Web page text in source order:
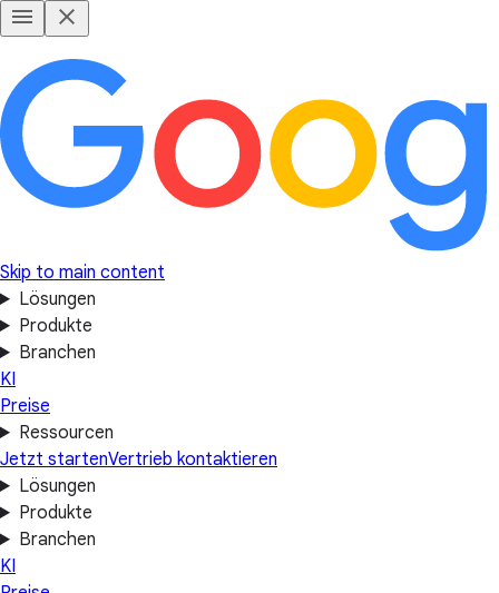
Skip to main content
Lösungen
Produkte
Branchen
KI
Preise
Ressourcen
Jetzt startenVertrieb kontaktieren
Lösungen
Produkte
Branchen
KI